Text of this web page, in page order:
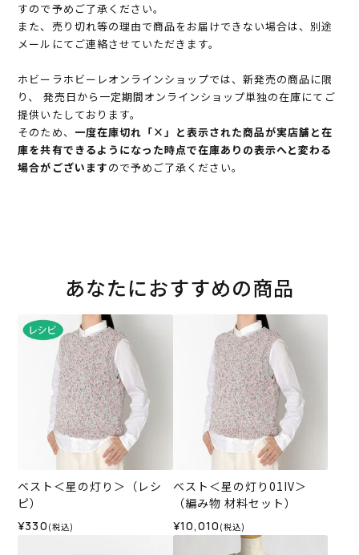
すので予めご了承ください。
また、売り切れ等の理由で商品をお届けできない場合は、別途
メールにてご連絡させていただきます。
ホビーラホビーレオンラインショップでは、新発売の商品に限
り、 発売日から一定期間オンラインショップ単独の在庫にてご
提供いたしております。
そのため、 一度在庫切れ「×」と表示された商品が実店舗と在
庫を共有できるようになった時点で在庫ありの表示へと変わる
場合がございますので予めご了承ください。
あなたにおすすめの商品
ベスト＜星の灯り＞（レシ
ピ）
¥330 (税込)
ベスト＜星の灯り01IV＞
（編み物 材料セット）
¥10,010 (税込)